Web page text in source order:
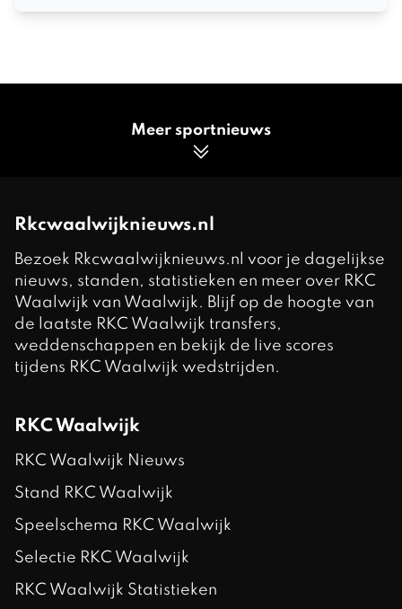
Meer sportnieuws
Rkcwaalwijknieuws.nl
Bezoek Rkcwaalwijknieuws.nl voor je dagelijkse
nieuws, standen, statistieken en meer over RKC
Waalwijk van Waalwijk. Blijf op de hoogte van
de laatste RKC Waalwijk transfers,
weddenschappen en bekijk de live scores
tijdens RKC Waalwijk wedstrijden.
RKC Waalwijk
RKC Waalwijk Nieuws
Stand RKC Waalwijk
Speelschema RKC Waalwijk
Selectie RKC Waalwijk
RKC Waalwijk Statistieken